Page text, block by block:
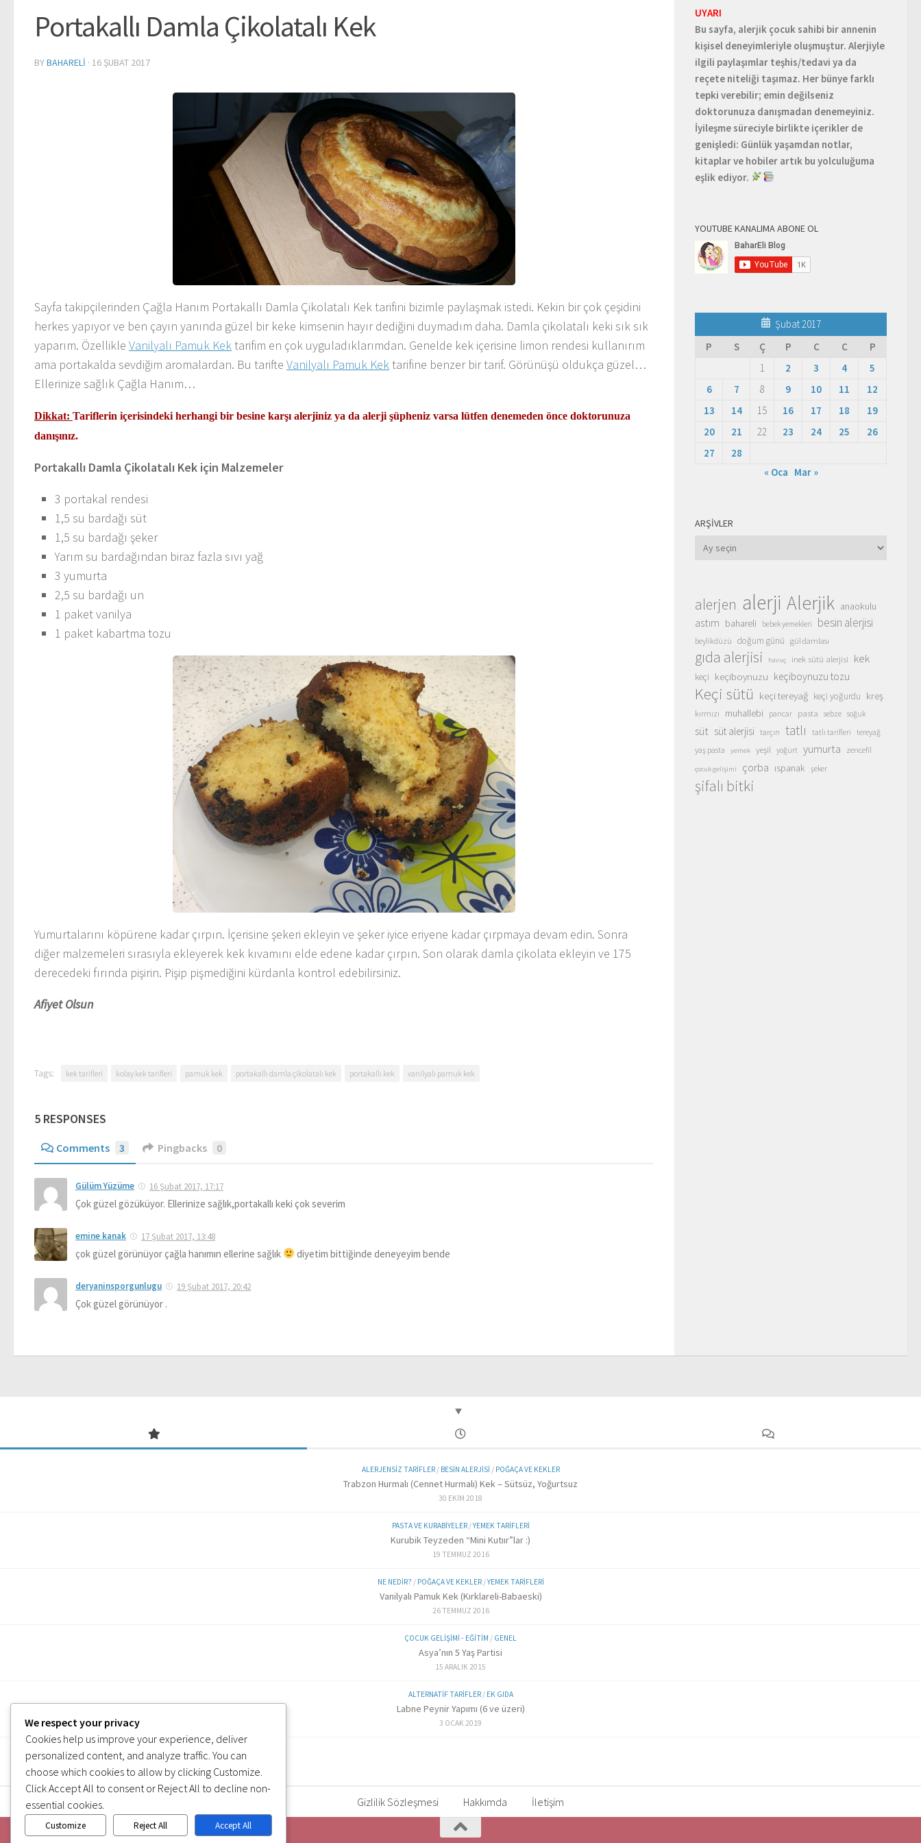
Portakallı Damla Çikolatalı Kek
BYBAHARELI · 16 ŞUBAT 2017
Sayfa takipçilerinden Çağla Hanım Portakallı Damla Çikolatalı Kek tarifini bizimle paylaşmak istedi. Kekin bir çok çeşidini
herkes yapıyor ve ben çayın yanında güzel bir keke kimsenin hayır dediğini duymadım daha. Damla çikolatalı keki sık sık
yaparım. Özellikle Vanilyalı Pamuk Kektarifim en çok uyguladıklarımdan. Genelde kek içerisine limon rendesi kullanırım
ama portakalda sevdiğim aromalardan. Bu tarifte Vanilyalı Pamuk Kektarifine benzer bir tarif. Görünüşü oldukça güzel…
Ellerinize sağlık Çağla Hanım…
Dikkat: Tariflerin içerisindeki herhangi bir besine karşı alerjiniz ya da alerji şüpheniz varsa lütfen denemeden önce doktorunuza
danışınız.
Portakallı Damla Çikolatalı Kek için Malzemeler
3 portakal rendesi
1,5 su bardağı süt
1,5 su bardağı şeker
Yarım su bardağından biraz fazla sıvı yağ
3 yumurta
2,5 su bardağı un
1 paket vanilya
1 paket kabartma tozu
Yumurtalarını köpürene kadar çırpın. İçerisine şekeri ekleyin ve şeker iyice eriyene kadar çırpmaya devam edin. Sonra
diğer malzemeleri sırasıyla ekleyerek kek kıvamını elde edene kadar çırpın. Son olarak damla çikolata ekleyin ve 175
derecedeki fırında pişirin. Pişip pişmediğini kürdanla kontrol edebilirsiniz.
Afiyet Olsun
Tags: kek tarifleri kolay kek tarifleri pamuk kek portakallı damla çikolatalı kek portakallı kek vanilyalı pamuk kek
5 RESPONSES
Comments 3 Pingbacks 0
Gülüm Yüzüme 16 Şubat 2017, 17:17
Çok güzel gözüküyor. Ellerinize sağlık,portakallı keki çok severim
emine kanak 17 Şubat 2017, 13:48
çok güzel görünüyor çağla hanımın ellerine sağlık diyetim bittiğinde deneyeyim bende
deryaninsporgunlugu 19 Şubat 2017, 20:42
Çok güzel görünüyor .
UYARI
Bu sayfa, alerjik çocuk sahibi bir annenin
kişisel deneyimleriyle oluşmuştur. Alerjiyle
ilgili paylaşımlar teşhis/tedavi ya da
reçete niteliği taşımaz. Her bünye farklı
tepki verebilir; emin değilseniz
doktorunuza danışmadan denemeyiniz.
İyileşme süreciyle birlikte içerikler de
genişledi: Günlük yaşamdan notlar,
kitaplar ve hobiler artık bu yolculuğuma
eşlik ediyor.
YOUTUBE KANALIMA ABONE OL
Şubat 2017
P
S Ç P C C
P
1
2 3 4
5
6
7 8 9 10 11
12
13
14 15 16 17 18
19
20
21 22 23 24 25
26
27
28
« Oca Mar »
ARŞIVLER
Arşivler
alerjen alerji Alerjik anaokulu
astım bahareli bebek yemekleri besin alerjisi
beylikdüzü doğum günü gül damlası
gıda alerjisi havuç inek sütü alerjisi kek
keçi keçiboynuzu keçiboynuzu tozu
Keçi sütü keçi tereyağ keçi yoğurdu kreş
kırmızı muhallebi pancar pasta sebze soğuk
süt süt alerjisi tarçın tatlı tatlı tarifleri tereyağ
yaş pasta yemek yeşil yoğurt yumurta zencefil
çocuk gelişimi çorba ıspanak şeker
şifalı bitki
ALERJENSIZ TARIFLER/ BESIN ALERJISI / POĞAÇA VE KEKLER
Trabzon Hurmalı (Cennet Hurmalı) Kek – Sütsüz, Yoğurtsuz
30 EKIM 2018
PASTA VE KURABIYELER/YEMEK TARIFLERI
Kurubik Teyzeden “Mini Kutıır”lar :)
19 TEMMUZ 2016
NE NEDIR? / POĞAÇA VE KEKLER/YEMEK TARIFLERI
Vanilyalı Pamuk Kek (Kırklareli-Babaeski)
26 TEMMUZ 2016
ÇOCUK GELIŞIMI - EĞITIM / GENEL
Asya’nın 5 Yaş Partisi
15 ARALIK 2015
ALTERNATIF TARIFLER/ EK GIDA
Labne Peynir Yapımı (6 ve üzeri)
3 OCAK 2019
Gizlilik Sözleşmesi Hakkımda İletişim
We respect your privacy
Cookies help us improve your experience, deliver
personalized content, and analyze traffic. You can
choose which cookies to allow by clicking Customize.
ClickAccept All to consent or Reject All to decline non-
essential cookies.
Customize Reject All Accept All